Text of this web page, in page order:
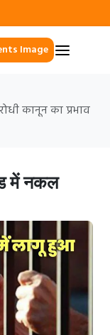
Events Image
कानून का प्रभाव
में नकल